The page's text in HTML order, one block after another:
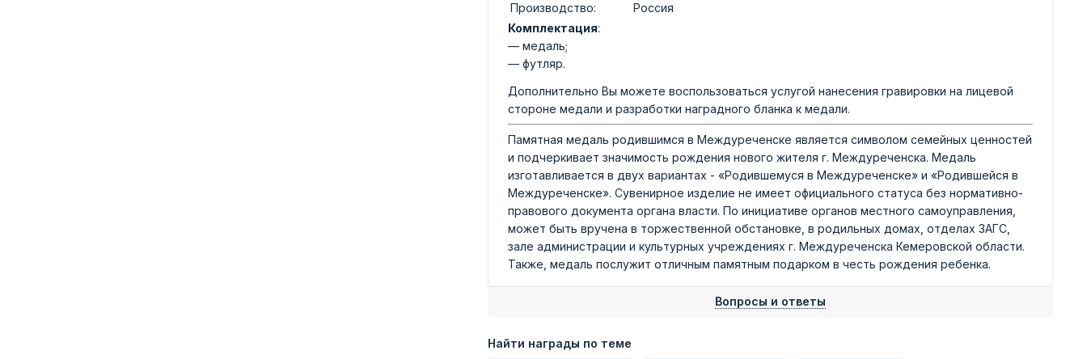
Производство:
Россия
Комплектация:
— медаль;
— футляр.
Дополнительно Вы можете воспользоваться услугой нанесения гравировки на лицевой
стороне медали и разработки наградного бланка к медали.
Памятная медаль родившимся в Междуреченске является символом семейных ценностей
и подчеркивает значимость рождения нового жителя г. Междуреченска. Медаль
изготавливается в двух вариантах - «Родившемуся в Междуреченске» и «Родившейся в
Междуреченске». Сувенирное изделие не имеет официального статуса без нормативно-
правового документа органа власти. По инициативе органов местного самоуправления,
может быть вручена в торжественной обстановке, в родильных домах, отделах ЗАГС,
зале администрации и культурных учреждениях г. Междуреченска Кемеровской области.
Также, медаль послужит отличным памятным подарком в честь рождения ребенка.
Вопросы и ответы
Найти награды по теме